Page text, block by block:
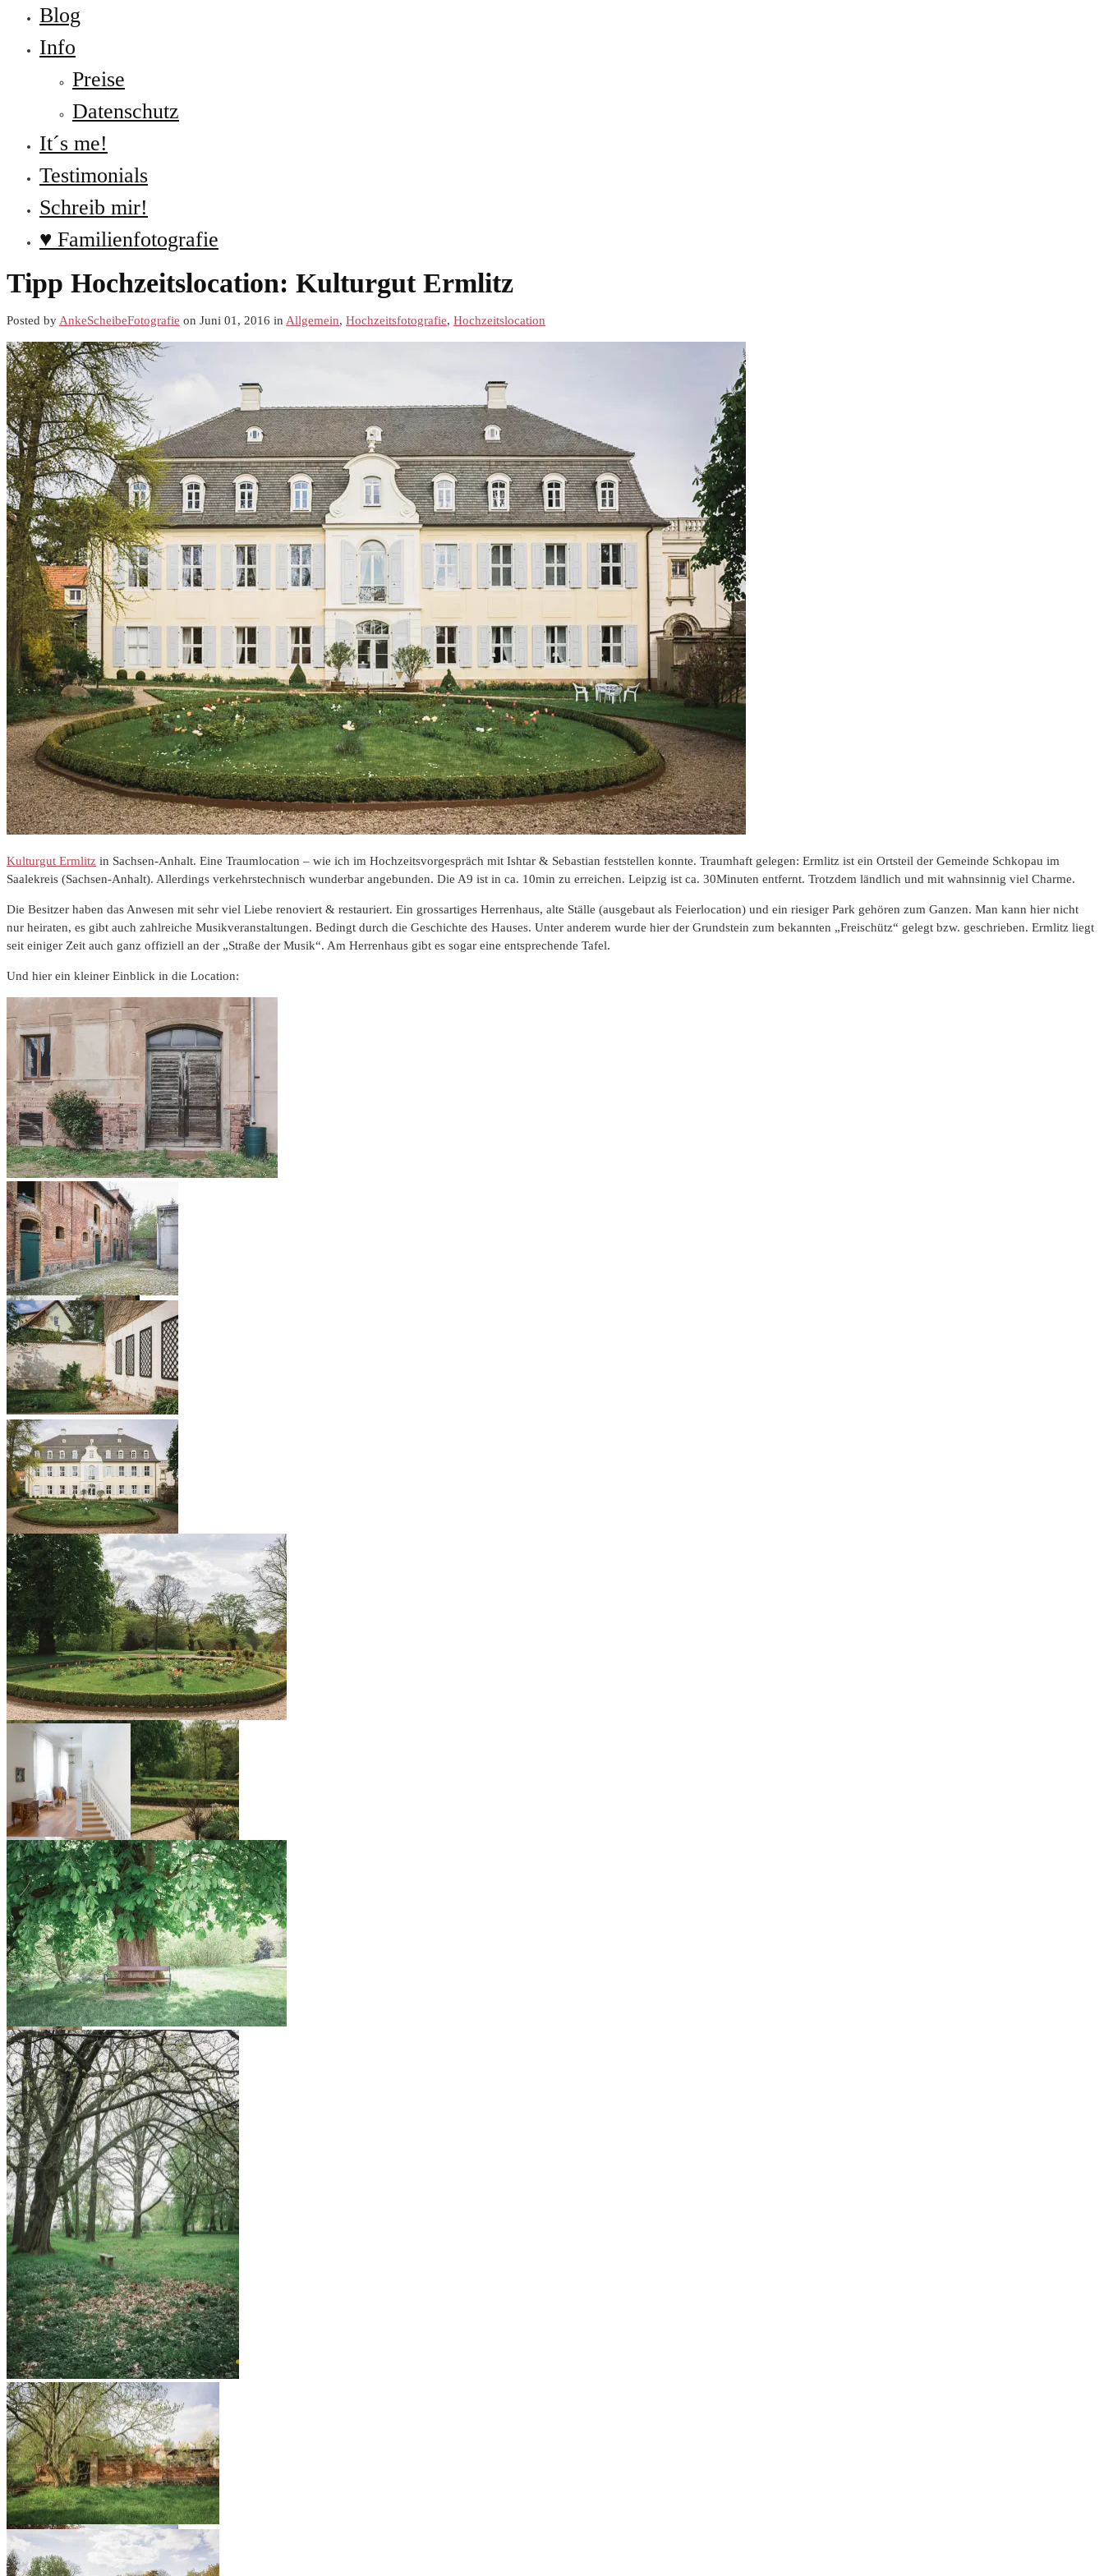
Blog
Info
Preise
Datenschutz
It´s me!
Testimonials
Schreib mir!
♥ Familienfotografie
Tipp Hochzeitslocation: Kulturgut Ermlitz
Posted by AnkeScheibeFotografie on Juni 01, 2016 in Allgemein, Hochzeitsfotografie, Hochzeitslocation
Kulturgut Ermlitz in Sachsen-Anhalt. Eine Traumlocation – wie ich im Hochzeitsvorgespräch mit Ishtar & Sebastian feststellen konnte. Traumhaft gelegen: Ermlitz ist ein Ortsteil der Gemeinde Schkopau im
Saalekreis (Sachsen-Anhalt). Allerdings verkehrstechnisch wunderbar angebunden. Die A9 ist in ca. 10min zu erreichen. Leipzig ist ca. 30Minuten entfernt. Trotzdem ländlich und mit wahnsinnig viel Charme.
Die Besitzer haben das Anwesen mit sehr viel Liebe renoviert & restauriert. Ein grossartiges Herrenhaus, alte Ställe (ausgebaut als Feierlocation) und ein riesiger Park gehören zum Ganzen. Man kann hier nicht
nur heiraten, es gibt auch zahlreiche Musikveranstaltungen. Bedingt durch die Geschichte des Hauses. Unter anderem wurde hier der Grundstein zum bekannten „Freischütz“ gelegt bzw. geschrieben. Ermlitz liegt
seit einiger Zeit auch ganz offiziell an der „Straße der Musik“. Am Herrenhaus gibt es sogar eine entsprechende Tafel.
Und hier ein kleiner Einblick in die Location: